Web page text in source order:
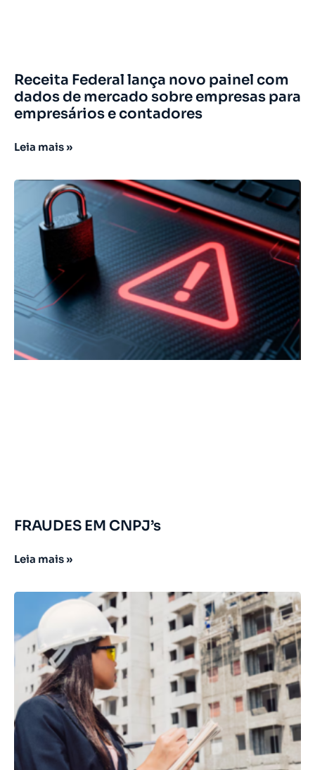
Receita Federal lança novo painel com
dados de mercado sobre empresas para
empresários e contadores
Leia mais »
FRAUDES EM CNPJ’s
Leia mais »